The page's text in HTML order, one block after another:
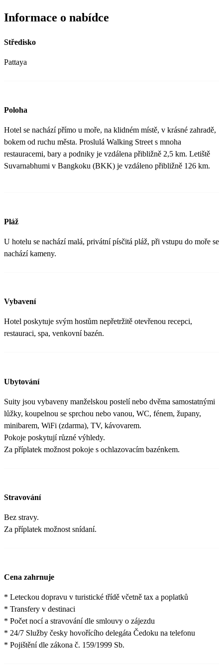
Informace o nabídce
Středisko
Pattaya
Poloha
Hotel se nachází přímo u moře, na klidném místě, v krásné zahradě,
bokem od ruchu města. Proslulá Walking Street s mnoha
restauracemi, bary a podniky je vzdálena přibližně 2,5 km. Letiště
Suvarnabhumi v Bangkoku (BKK) je vzdáleno přibližně 126 km.
Pláž
U hotelu se nachází malá, privátní písčitá pláž, při vstupu do moře se
nachází kameny.
Vybavení
Hotel poskytuje svým hostům nepřetržitě otevřenou recepci,
restauraci, spa, venkovní bazén.
Ubytování
Suity jsou vybaveny manželskou postelí nebo dvěma samostatnými
lůžky, koupelnou se sprchou nebo vanou, WC, fénem, župany,
minibarem, WiFi (zdarma), TV, kávovarem.
Pokoje poskytují různé výhledy.
Za příplatek možnost pokoje s ochlazovacím bazénkem.
Stravování
Bez stravy.
Za příplatek možnost snídaní.
Cena zahrnuje
* Leteckou dopravu v turistické třídě včetně tax a poplatků
* Transfery v destinaci
* Počet nocí a stravování dle smlouvy o zájezdu
* 24/7 Služby česky hovořícího delegáta Čedoku na telefonu
* Pojištění dle zákona č. 159/1999 Sb.